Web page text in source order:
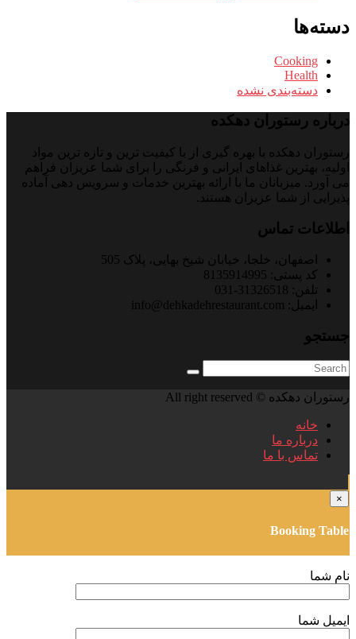
دسته‌ها
Cooking
Health
دسته‌بندی نشده
درباره رستوران دهکده
رستوران دهکده با بهره گیری از با کیفیت ترین و تازه ترین مواد
اولیه، بهترین غذاهای ایرانی و فرنگی را برای شما عزیزان فراهم
می آورد. میزبانان ما با ارائه بهترین خدمات و سرویس دهی آماده
پذیرایی از شما عزیزان هستند.
اطلاعات تماس
اصفهان، خلجا، خیابان شیخ بهایی، پلاک 505
کد پستی: 8135914995
تلفن: 31326518-031
ایمیل: info@dehkadehrestaurant.com
جستجو
رستوران دهکده © All right reserved
خانه
درباره ما
تماس با ما
×
Booking Table
نام شما
ایمیل شما